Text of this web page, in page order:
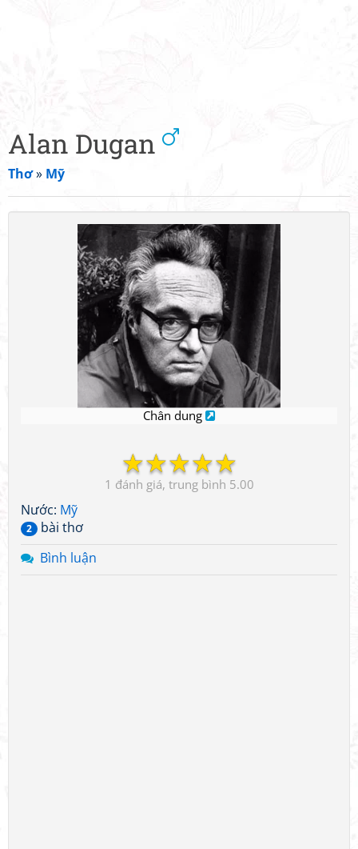
Alan Dugan
Thơ» Mỹ
Chân dung
☆
☆
☆
☆
☆
1 5.00
Nước: Mỹ
2
bài thơ
Bình luận